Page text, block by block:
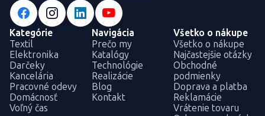
Kategórie
Textil
Elektronika
Darčeky
Kancelária
Pracovné odevy
Domácnosť
Voľný čas
Navigácia
Prečo my
Katalógy
Technológie
Realizácie
Blog
Kontakt
Všetko o nákupe
Všetko o nákupe
Najčastejšie otázky
Obchodné
podmienky
Doprava a platba
Reklamácie
Vrátenie tovaru